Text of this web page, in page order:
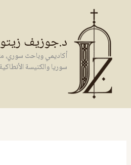
المحتوى
د.جوزيف
أكاديمي وباحث
سوريا والكنيسة